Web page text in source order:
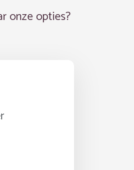
onze opties?